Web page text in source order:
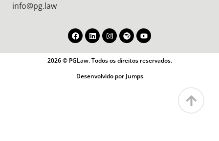
info@pg.law
2026 © PGLaw. Todos os direitos reservados.
Desenvolvido por Jumps